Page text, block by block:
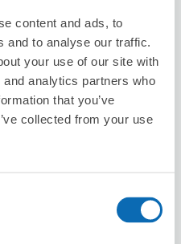
content and ads, to
and to analyse our traffic.
your use of our site with
analytics partners who
that you’ve
collected from your use
店舖